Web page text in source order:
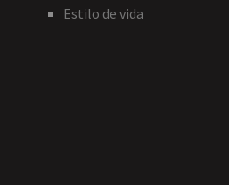
Estilo de vida